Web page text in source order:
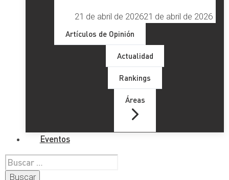
21 de abril de 202621 de abril de 2026
Artículos de Opinión
Actualidad
Rankings
Áreas
Eventos
Buscar: